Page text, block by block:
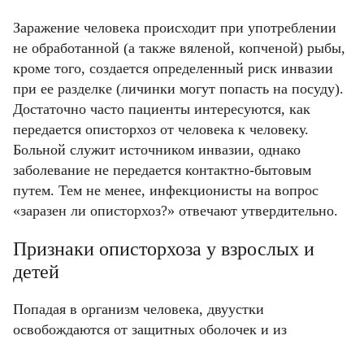
Заражение человека происходит при употреблении
не обработанной (а также вяленой, копченой) рыбы,
кроме того, создается определенный риск инвазии
при ее разделке (личинки могут попасть на посуду).
Достаточно часто пациенты интересуются, как
передается описторхоз от человека к человеку.
Больной служит источником инвазии, однако
заболевание не передается контактно-бытовым
путем. Тем не менее, инфекционисты на вопрос
«заразен ли описторхоз?» отвечают утвердительно.
Признаки описторхоза у взрослых и
детей
Попадая в организм человека, двуустки
освобождаются от защитных оболочек и из